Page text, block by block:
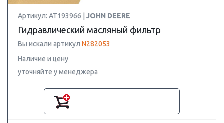
Артикул: AT193966 | JOHN DEERE
Гидравлический масляный фильтр
Вы искали артикул N282053
Наличие и цену
уточняйте у менеджера